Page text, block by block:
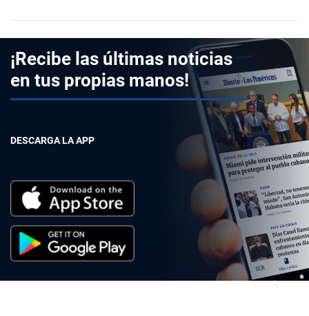
¡Recibe las últimas noticias
en tus propias manos!
DESCARGA LA APP